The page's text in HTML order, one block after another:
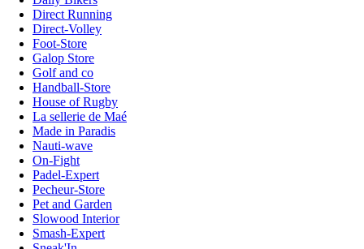
Direct Running
Direct-Volley
Foot-Store
Galop Store
Golf and co
Handball-Store
House of Rugby
La sellerie de Maé
Made in Paradis
Nauti-wave
On-Fight
Padel-Expert
Pecheur-Store
Pet and Garden
Slowood Interior
Smash-Expert